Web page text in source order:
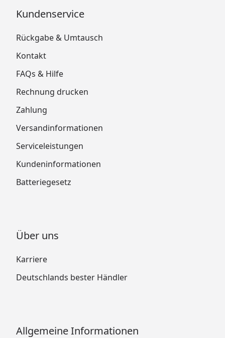
Kundenservice
Rückgabe & Umtausch
Kontakt
FAQs & Hilfe
Rechnung drucken
Zahlung
Versandinformationen
Serviceleistungen
Kundeninformationen
Batteriegesetz
Über uns
Karriere
Deutschlands bester Händler
Allgemeine Informationen